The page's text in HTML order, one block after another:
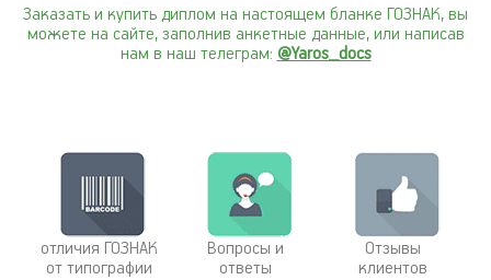
Заказать и купить диплом на настоящем бланке ГОЗНАК, вы
можете на сайте, заполнив анкетные данные, или написав
нам в наш телеграм: @Yaros_docs
отличия ГОЗНАК
от типографии
Вопросы и
ответы
Отзывы
клиентов